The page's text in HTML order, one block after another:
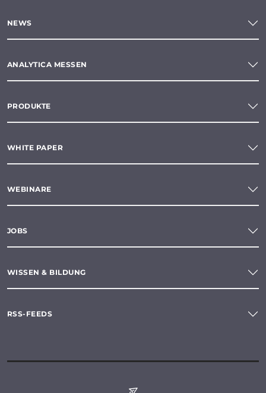
NEWS
ANALYTICA MESSEN
PRODUKTE
WHITE PAPER
WEBINARE
JOBS
WISSEN & BILDUNG
RSS-FEEDS